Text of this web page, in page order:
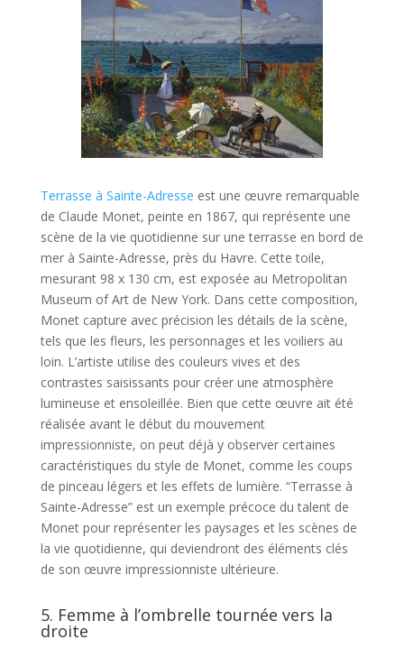
Terrasse à Sainte-Adresse est une œuvre remarquable
de Claude Monet, peinte en 1867, qui représente une
scène de la vie quotidienne sur une terrasse en bord de
mer à Sainte-Adresse, près du Havre. Cette toile,
mesurant 98 x 130 cm, est exposée au Metropolitan
Museum of Art de New York. Dans cette composition,
Monet capture avec précision les détails de la scène,
tels que les fleurs, les personnages et les voiliers au
loin. L’artiste utilise des couleurs vives et des
contrastes saisissants pour créer une atmosphère
lumineuse et ensoleillée. Bien que cette œuvre ait été
réalisée avant le début du mouvement
impressionniste, on peut déjà y observer certaines
caractéristiques du style de Monet, comme les coups
de pinceau légers et les effets de lumière. “Terrasse à
Sainte-Adresse” est un exemple précoce du talent de
Monet pour représenter les paysages et les scènes de
la vie quotidienne, qui deviendront des éléments clés
de son œuvre impressionniste ultérieure.
5. Femme à l’ombrelle tournée vers la
droite